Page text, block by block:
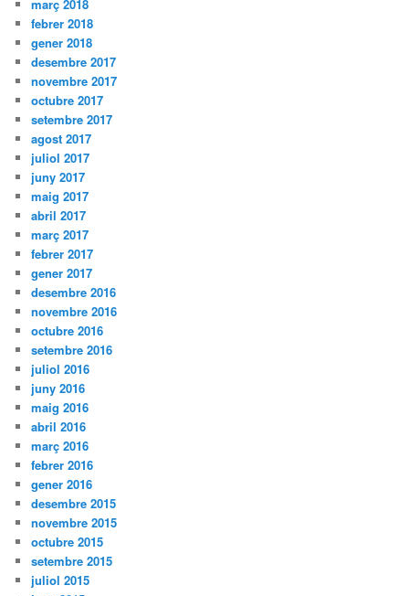
març 2018
febrer 2018
gener 2018
desembre 2017
novembre 2017
octubre 2017
setembre 2017
agost 2017
juliol 2017
juny 2017
maig 2017
abril 2017
març 2017
febrer 2017
gener 2017
desembre 2016
novembre 2016
octubre 2016
setembre 2016
juliol 2016
juny 2016
maig 2016
abril 2016
març 2016
febrer 2016
gener 2016
desembre 2015
novembre 2015
octubre 2015
setembre 2015
juliol 2015